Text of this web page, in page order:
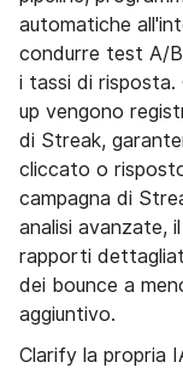
automatiche
condurre test A/
i tassi di risposta.
up vengono
di Streak,
cliccato o
campagna di
analisi avanzate,
rapporti
dei bounce a
aggiuntivo.
Clarify la propria